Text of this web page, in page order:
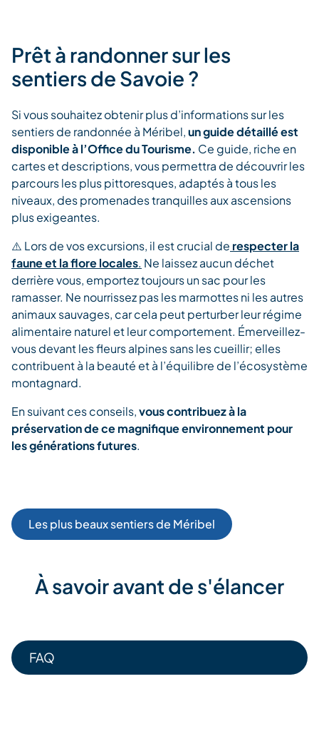
Prêt à randonner sur les
sentiers de Savoie ?
Si vous souhaitez obtenir plus d’informations sur les
sentiers de randonnée à Méribel,un guide détaillé est
disponible à l’Office du Tourisme. Ce guide, riche en
cartes et descriptions, vous permettra de découvrir les
parcours les plus pittoresques, adaptés à tous les
niveaux, des promenades tranquilles aux ascensions
plus exigeantes.
⚠️ Lors de vos excursions, il est crucial de respecter la
faune et la flore locales. Ne laissez aucun déchet
derrière vous, emportez toujours un sac pour les
ramasser. Ne nourrissez pas les marmottes ni les autres
animaux sauvages, car cela peut perturber leur régime
alimentaire naturel et leur comportement. Émerveillez-
vous devant les fleurs alpines sans les cueillir; elles
contribuent à la beauté et à l’équilibre de l’écosystème
montagnard.
En suivant ces conseils,vous contribuez à la
préservation de ce magnifique environnement pour
les générations futures.
Les plus beaux sentiers de Méribel
À savoir avant de s'élancer
FAQ